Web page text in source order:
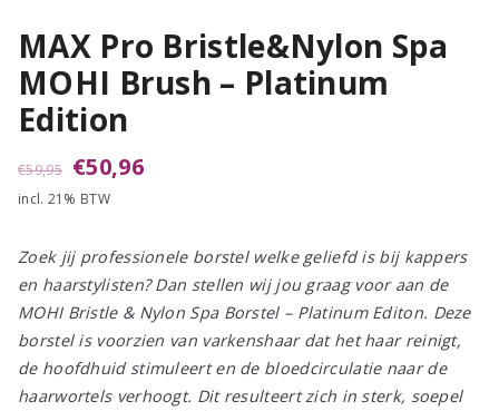
MAX Pro Bristle&Nylon Spa
MOHI Brush – Platinum
Edition
€59,95 Oorspronkelijke
prijs
was:
€59,95.
€50,96Huidige
is:
€50,96.
incl. 21% BTW
Zoek jij professionele borstel welke geliefd is bij kappers
en haarstylisten? Dan stellen wij jou graag voor aan de
MOHI Bristle & Nylon Spa Borstel – Platinum Editon. Deze
borstel is voorzien van varkenshaar dat het haar reinigt,
de hoofdhuid stimuleert en de bloedcirculatie naar de
haarwortels verhoogt. Dit resulteert zich in sterk, soepel